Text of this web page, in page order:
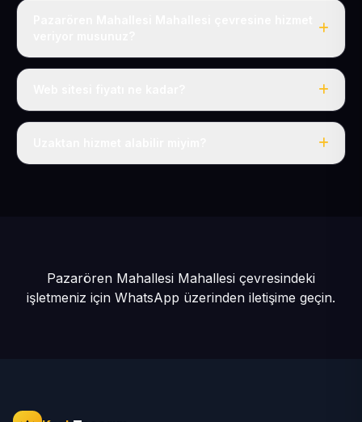
Evet, Pazarören Mahallesi dahil tüm Pınarbaşı ve
Tek fiyat: yılda 50 USD + KDV, her şey dahil.
Pazarören Mahallesi Mahallesi çevresindeki
işletmeniz için WhatsApp üzerinden iletişime geçin.